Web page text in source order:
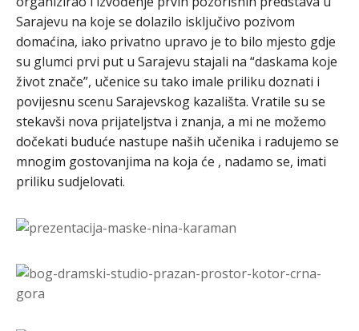
Sarajevu na koje se dolazilo isključivo pozivom
domaćina, iako privatno upravo je to bilo mjesto gdje
su glumci prvi put u Sarajevu stajali na “daskama koje
život znače”, učenice su tako imale priliku doznati i
povijesnu scenu Sarajevskog kazališta. Vratile su se
stekavši nova prijateljstva i znanja, a mi ne možemo
dočekati buduće nastupe naših učenika i radujemo se
mnogim gostovanjima na koja će , nadamo se, imati
priliku sudjelovati.